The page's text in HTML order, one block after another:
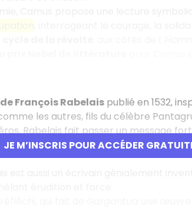
JE M’INSCRIS POUR ACCÉDER
François Rabelaispublié en 1532,
les autres, fils du célèbre
Rabelais fait passer un message
savoirs et l’équilibre entre le corps,